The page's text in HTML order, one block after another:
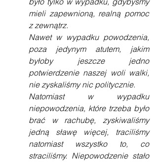
mieli zapewnioną, realną pomoc
z zewnątrz.
Nawet w wypadku powodzenia,
poza jedynym atutem, jakim
byłoby jeszcze jedno
potwierdzenie naszej woli walki,
nie zyskaliśmy nic politycznie.
Natomiast w wypadku
niepowodzenia, które trzeba było
brać w rachubę, zyskiwaliśmy
jedną sławę więcej, traciliśmy
natomiast wszystko to, co
straciliśmy. Niepowodzenie stało